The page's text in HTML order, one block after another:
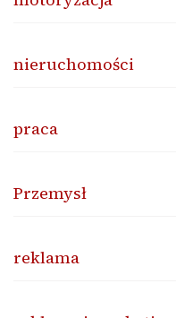
nieruchomości
praca
Przemysł
reklama